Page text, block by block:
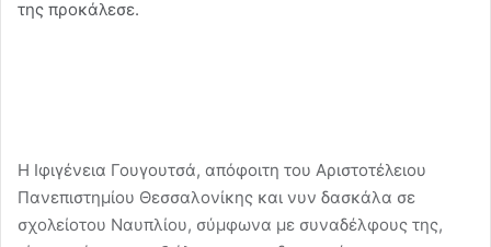
της προκάλεσε.
Η Ιφιγένεια Γουγουτσά, απόφοιτη του Αριστοτέλειου
Πανεπιστημίου Θεσσαλονίκης και νυν δασκάλα σε
σχολείοτου Ναυπλίου, σύμφωνα με συναδέλφους της,